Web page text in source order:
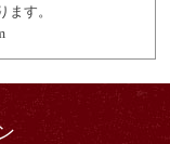
す。